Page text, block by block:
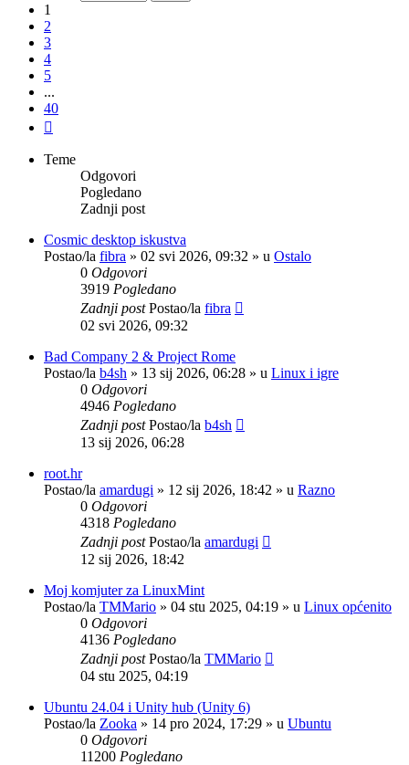
1
2
3
4
5
...
40
Teme
Odgovori
Pogledano
Zadnji post
Cosmic desktop iskustva
Postao/la fibra » 02 svi 2026, 09:32 » u Ostalo
0 Odgovori
3919 Pogledano
Zadnji postPostao/la fibra
02 svi 2026, 09:32
Bad Company 2 & Project Rome
Postao/la b4sh » 13 sij 2026, 06:28 » u Linux i igre
0 Odgovori
4946 Pogledano
Zadnji postPostao/la b4sh
13 sij 2026, 06:28
root.hr
Postao/la amardugi » 12 sij 2026, 18:42 » u Razno
0 Odgovori
4318 Pogledano
Zadnji postPostao/la amardugi
12 sij 2026, 18:42
Moj komjuter za LinuxMint
Postao/la TMMario » 04 stu 2025, 04:19 » u Linux općenito
0 Odgovori
4136 Pogledano
Zadnji postPostao/la TMMario
04 stu 2025, 04:19
Ubuntu 24.04 i Unity hub (Unity 6)
Postao/la Zooka » 14 pro 2024, 17:29 » u Ubuntu
0 Odgovori
11200 Pogledano